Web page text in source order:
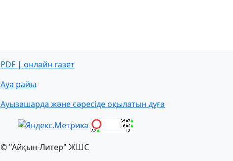
PDF | онлайн газет
Ауа райы
Ауызашарда және сәресіде оқылатын дұға
© "Айқын-Литер" ЖШС